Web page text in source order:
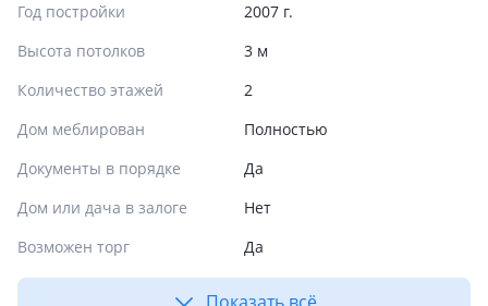
Год постройки
2007 г.
Высота потолков
3 м
Количество этажей
2
Дом меблирован
Полностью
Документы в порядке
Да
Дом или дача в залоге
Нет
Возможен торг
Да